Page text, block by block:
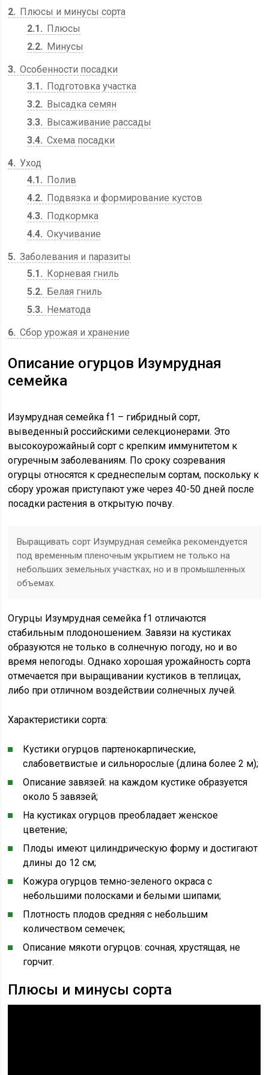
2
Плюсы и минусы сорта
2.1
Плюсы
2.2
Минусы
3 Особенности посадки
3.1
Подготовка участка
3.2
Высадка семян
3.3
Высаживание рассады
3.4 Схема посадки
4 Уход
4.1
Полив
4.2
Подвязка и формирование кустов
4.3
Подкормка
4.4 Окучивание
5 Заболевания и паразиты
5.1
Корневая гниль
5.2
Белая гниль
5.3
Нематода
6 Сбор урожая и хранение
Описание огурцов Изумрудная
семейка
Изумрудная семейка f1 – гибридный сорт,
выведенный российскими селекционерами. Это
высокоурожайный сорт с крепким иммунитетом к
огуречным заболеваниям. По сроку созревания
огурцы относятся к среднеспелым сортам, поскольку к
сбору урожая приступают уже через 40-50 дней после
посадки растения в открытую почву.
Выращивать сорт Изумрудная семейка рекомендуется
под временным пленочным укрытием не только на
небольших земельных участках, но и в промышленных
объемах.
Огурцы Изумрудная семейка f1 отличаются
стабильным плодоношением. Завязи на кустиках
образуются не только в солнечную погоду, но и во
время непогоды. Однако хорошая урожайность сорта
отмечается при выращивании кустиков в теплицах,
либо при отличном воздействии солнечных лучей.
Характеристики сорта:
Кустики огурцов партенокарпические,
слабоветвистые и сильнорослые (длина более 2 м);
Описание завязей: на каждом кустике образуется
около 5 завязей;
На кустиках огурцов преобладает женское
цветение;
Плоды имеют цилиндрическую форму и достигают
длины до 12 см;
Кожура огурцов темно-зеленого окраса с
небольшими полосками и белыми шипами;
Плотность плодов средняя с небольшим
количеством семечек;
Описание мякоти огурцов: сочная, хрустящая, не
горчит.
Плюсы и минусы сорта